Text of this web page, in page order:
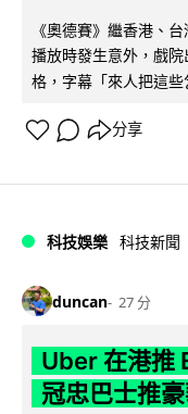
《奧德賽》繼香港、
播放時發生意外，戲
格，字幕「來人把這些
分享
科技娛樂 科技新聞
duncan 27 分
Uber 在港推
冠忠巴士推